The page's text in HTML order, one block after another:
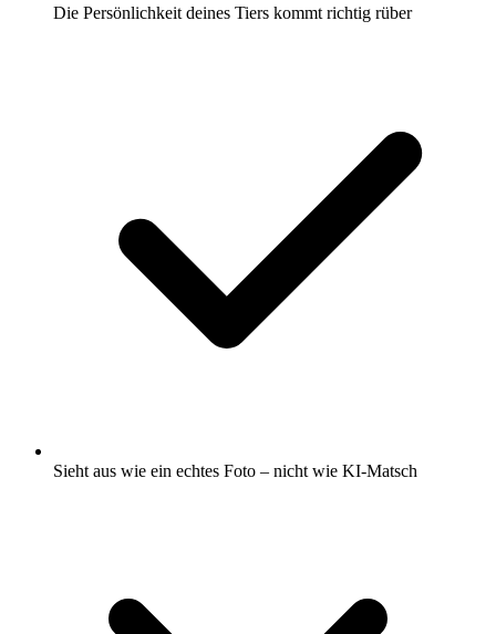
Die Persönlichkeit deines Tiers kommt richtig rüber
Sieht aus wie ein echtes Foto – nicht wie KI-Matsch